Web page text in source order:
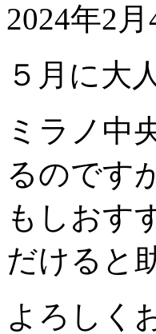
2024年2
５月に大
ミラノ中
るのです
もしおす
だけると
よろしく